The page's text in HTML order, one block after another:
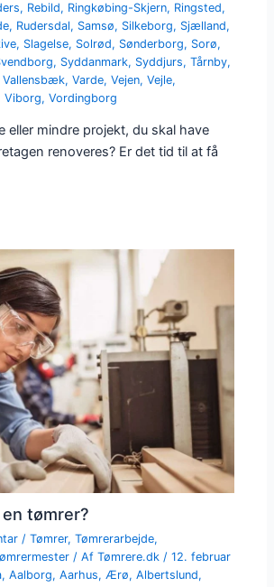
, Rebild, Ringkøbing-Skjern, Ringsted,
, Rudersdal, Samsø, Silkeborg, Sjælland,
, Slagelse, Solrød, Sønderborg, Sorø,
, Syddanmark, Syddjurs,Tårnby,
Vallensbæk,Varde,Vejen,Vejle,
Viborg,Vordingborg
eller mindre projekt, du skal have
renoveres? Er det tid til at få
tømrer?
/Tømrer,Tømrerarbejde,
/ AfTømrere.dk/12. februar
,Aalborg,Aarhus,Ærø,Albertslund,